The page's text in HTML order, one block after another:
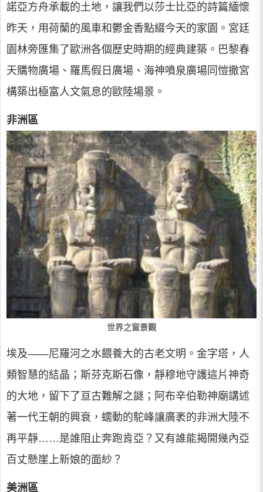
諾亞方舟承載的土地，讓我們以莎士比亞的詩篇緬懷
昨天，用荷蘭的風車和鬱金香點綴今天的家園。宮廷
園林旁匯集了歐洲各個歷史時期的經典建築。巴黎春
天購物廣場、羅馬假日廣場、海神噴泉廣場同愷撒宮
構築出極富人文氣息的歐陸場景。
非洲區
世界之窗景觀
埃及――尼羅河之水餵養大的古老文明。金字塔，人
類智慧的結晶；斯芬克斯石像，靜穆地守護這片神奇
的大地，留下了亘古難解之謎；阿布辛伯勒神廟講述
著一代王朝的興衰，蠕動的駝峰讓廣袤的非洲大陸不
再平靜……是誰阻止奔跑肯亞？又有誰能揭開幾內亞
百丈懸崖上新娘的面紗？
美洲區